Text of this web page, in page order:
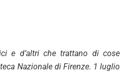
e d’altri che trattano di cose
Nazionale di Firenze. 1 luglio